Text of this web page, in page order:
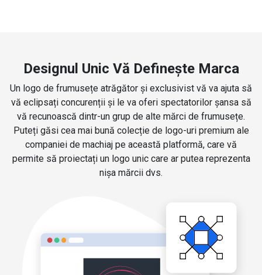
Designul Unic Vă Definește Marca
Un logo de frumusețe atrăgător și exclusivist vă va ajuta să
vă eclipsați concurenții și le va oferi spectatorilor șansa să
vă recunoască dintr-un grup de alte mărci de frumusețe.
Puteți găsi cea mai bună colecție de logo-uri premium ale
companiei de machiaj pe această platformă, care vă
permite să proiectați un logo unic care ar putea reprezenta
nișa mărcii dvs.